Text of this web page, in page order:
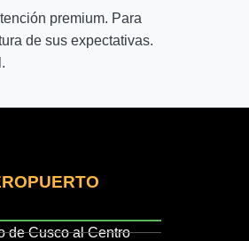
premium. Para
de sus expectativas.
de Cusco al Centro